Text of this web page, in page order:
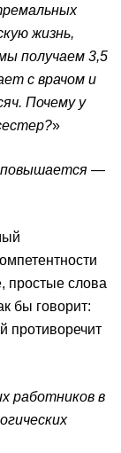
жизнь,
получаем 3,5
с врачом и
Почему у
»
повышается —
простые слова
бы говорит:
противоречит
работников в